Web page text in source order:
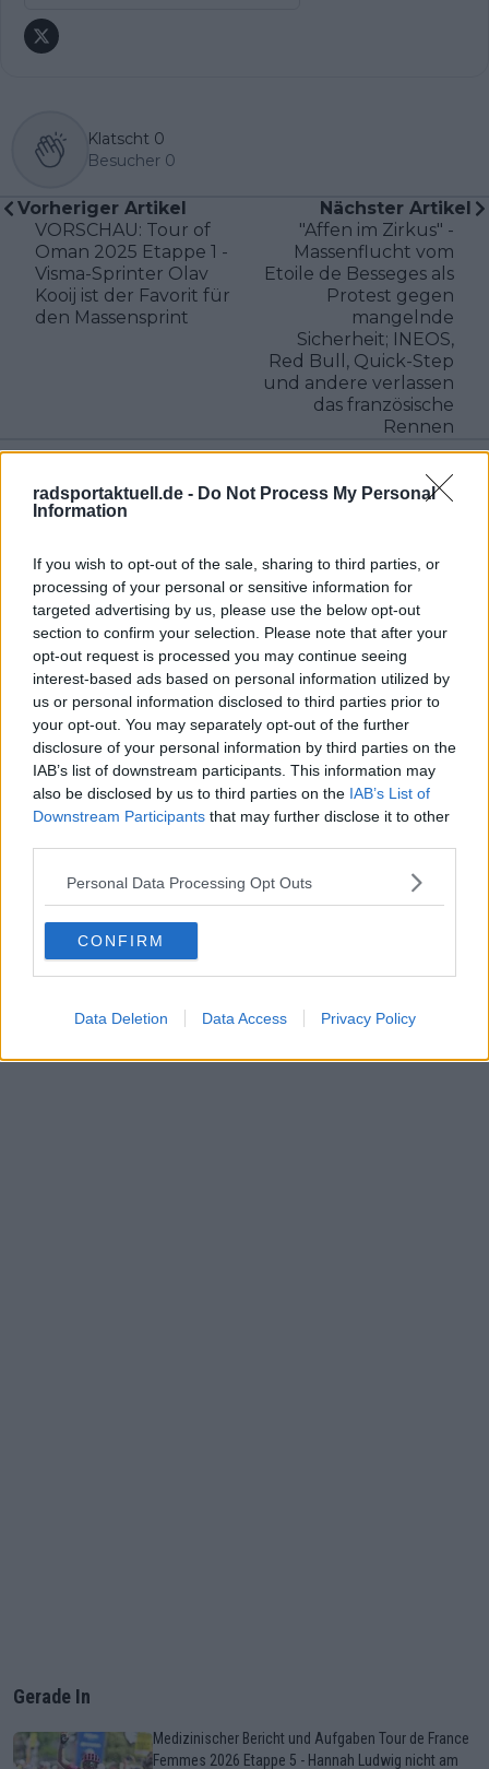
radsportaktuell.de - Do Not Process My Personal
Information
If you wish to opt-out of the sale, sharing to third parties, or
processing of your personal or sensitive information for
targeted advertising by us, please use the below opt-out
section to confirm your selection. Please note that after your
opt-out request is processed you may continue seeing
interest-based ads based on personal information utilized by
us or personal information disclosed to third parties prior to
your opt-out. You may separately opt-out of the further
disclosure of your personal information by third parties on the
IAB’s list of downstream participants. This information may
also be disclosed by us to third parties on the IAB’s List of
Downstream Participants that may further disclose it to other
Personal Data Processing Opt Outs
CONFIRM
Data Deletion Data Access Privacy Policy
Klatscht 0
Besucher 0
Vorheriger Artikel
VORSCHAU: Tour of
Oman 2025 Etappe 1 -
Visma-Sprinter Olav
Kooij ist der Favorit für
den Massensprint
Nächster Artikel
"Affen im Zirkus" -
Massenflucht vom
Etoile de Besseges als
Protest gegen
mangelnde
Sicherheit; INEOS,
Red Bull, Quick-Step
und andere verlassen
das französische
Rennen
Schreiben Sie einen Kommentar
Gerade In
Medizinischer Bericht und Aufgaben Tour de France
Femmes 2026 Etappe 5 - Hannah Ludwig nicht am